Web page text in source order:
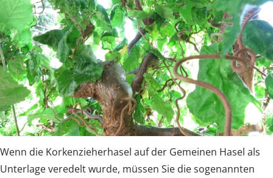
Wenn die Korkenzieherhasel auf der Gemeinen Hasel als
Unterlage veredelt wurde, müssen Sie die sogenannten